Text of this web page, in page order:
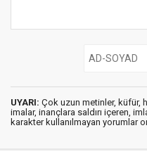
UYARI: Çok uzun metinler, küfür,
imalar, inançlara saldırı içeren,
karakter kullanılmayan yorumlar